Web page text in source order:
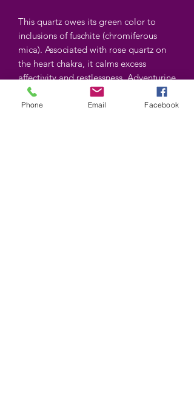
This quartz owes its green color to
inclusions of fuschite (chromiferous
mica). Associated with rose quartz on
the heart chakra, it calms excess
affectivity and restlessness. Adventurine
helps us get out of confused situations.
In combination with moss agate and
Phone Email Facebook